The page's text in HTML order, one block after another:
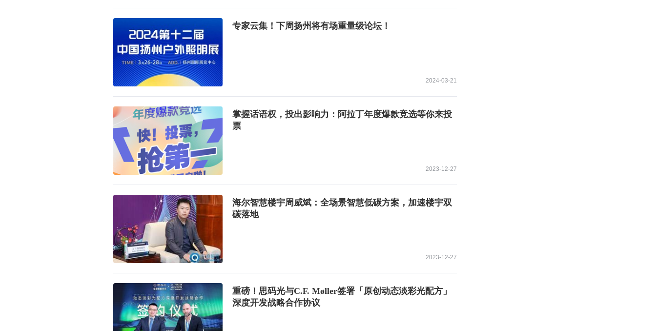
专家云集！下周扬州将有场重量级论坛！
2024-03-21
掌握话语权，投出影响力：阿拉丁年度爆款竞选等你来投
票
2023-12-27
海尔智慧楼宇周威斌：全场景智慧低碳方案，加速楼宇双
碳落地
2023-12-27
重磅！思码光与C.F. Møller签署「原创动态淡彩光配方」
深度开发战略合作协议